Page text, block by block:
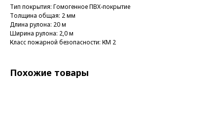
Тип покрытия: Гомогенное ПВХ-покрытие
Толщина общая: 2 мм
Длина рулона: 20 м
Ширина рулона: 2,0 м
Класс пожарной безопасности: КМ 2
Похожие товары